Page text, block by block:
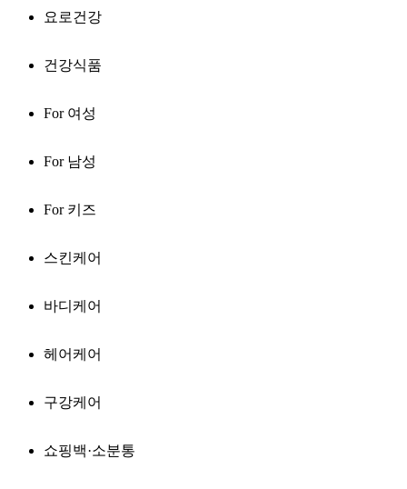
요로건강
건강식품
For 여성
For 남성
For 키즈
스킨케어
바디케어
헤어케어
구강케어
쇼핑백·소분통